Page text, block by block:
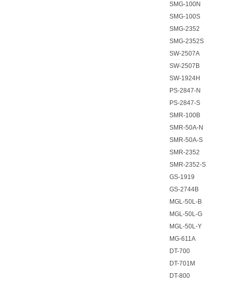
SMG-100N
SMG-100S
SMG-2352
SMG-2352S
SW-2507A
SW-2507B
SW-1924H
PS-2847-N
PS-2847-S
SMR-100B
SMR-50A-N
SMR-50A-S
SMR-2352
SMR-2352-S
GS-1919
GS-2744B
MGL-50L-B
MGL-50L-G
MGL-50L-Y
MG-611A
DT-700
DT-701M
DT-800